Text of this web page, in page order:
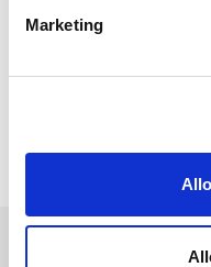
Marketing
erfolgen mit den
Sendestatus